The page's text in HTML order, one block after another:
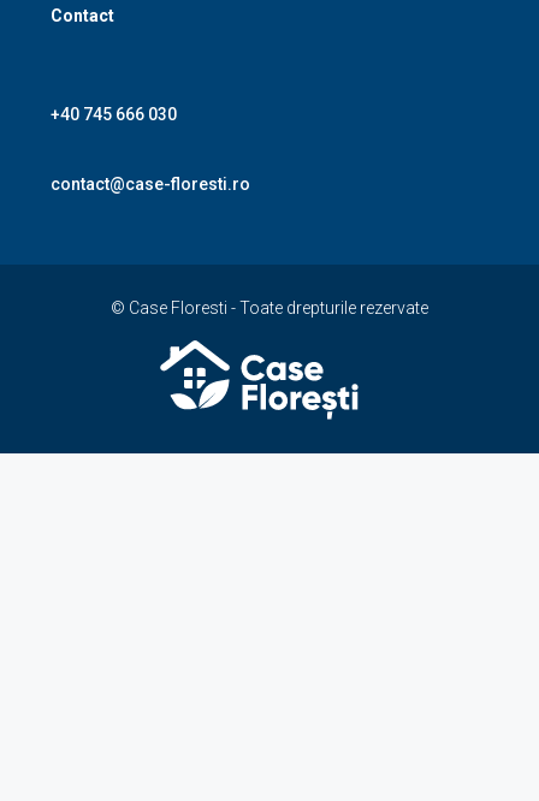
Contact
+40 745 666 030
contact@case-floresti.ro
© Case Floresti - Toate drepturile rezervate